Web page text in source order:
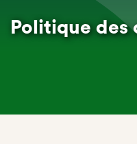
Politique des